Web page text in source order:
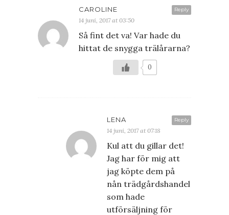
Reply
CAROLINE
14 juni, 2017 at 03:50
Så fint det va! Var hade du
hittat de snygga trälårarna?
0
Reply
LENA
14 juni, 2017 at 07:18
Kul att du gillar det!
Jag har för mig att
jag köpte dem på
nån trädgårdshandel
som hade
utförsäljning för